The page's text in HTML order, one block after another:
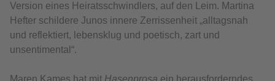
Version eines Heiratsschwindlers, auf den Leim. Martina
Hefter schildere Junos innere Zerrissenheit „alltagsnah
und reflektiert, lebensklug und poetisch, zart und
unsentimental“.
Maren Kames hat mit Hasenprosa ein herausforderndes